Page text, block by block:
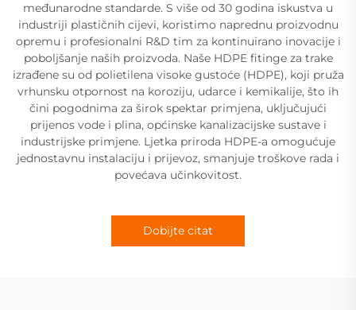
međunarodne standarde. S više od 30 godina iskustva u
industriji plastičnih cijevi, koristimo naprednu proizvodnu
opremu i profesionalni R&D tim za kontinuirano inovacije i
poboljšanje naših proizvoda. Naše HDPE fitinge za trake
izrađene su od polietilena visoke gustoće (HDPE), koji pruža
vrhunsku otpornost na koroziju, udarce i kemikalije, što ih
čini pogodnima za širok spektar primjena, uključujući
prijenos vode i plina, općinske kanalizacijske sustave i
industrijske primjene. Ljetka priroda HDPE-a omogućuje
jednostavnu instalaciju i prijevoz, smanjuje troškove rada i
povećava učinkovitost.
Dobijte citat